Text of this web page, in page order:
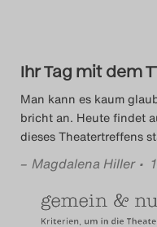
Das
Das
Ihr Tag mit dem
Man kann es kaum
bricht an. Heute findet
dieses Theatertreffens
– Magdalena Hiller •